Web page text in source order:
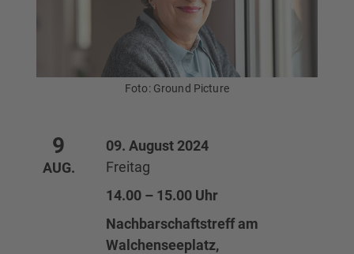
Foto: Ground Picture
9
AUG.
09. August 2024
Freitag
14.00 – 15.00 Uhr
Nachbarschaftstreff am
Walchenseeplatz,